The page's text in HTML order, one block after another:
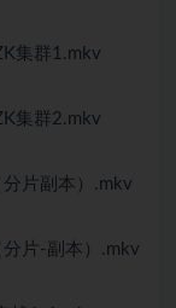
集群1.mkv
集群2.mkv
片副本）.mkv
片-副本）.mkv